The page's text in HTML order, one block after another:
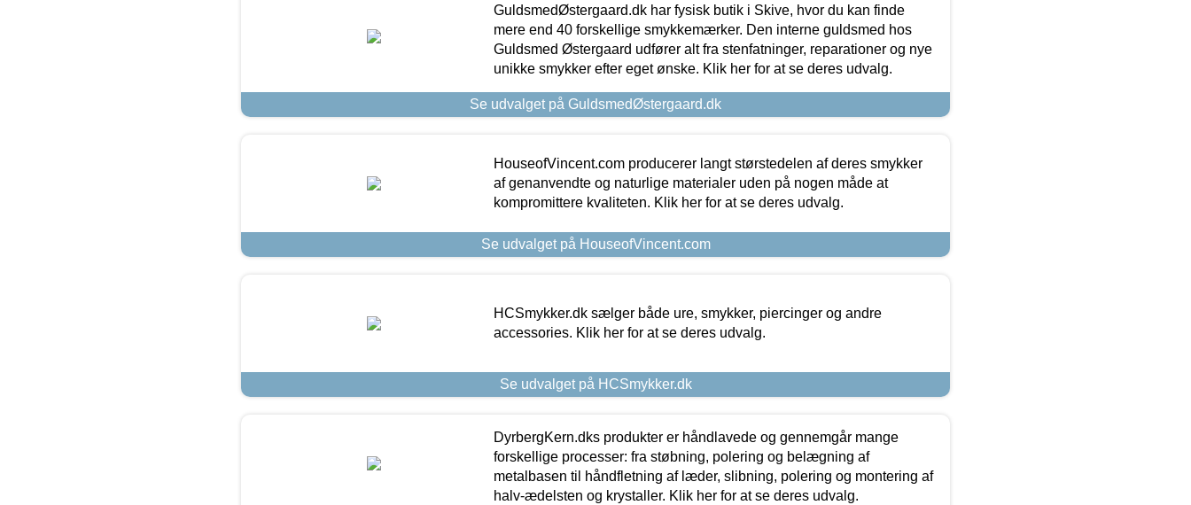
GuldsmedØstergaard.dk har fysisk butik i Skive, hvor du kan finde
mere end 40 forskellige smykkemærker. Den interne guldsmed hos
Guldsmed Østergaard udfører alt fra stenfatninger, reparationer og nye
unikke smykker efter eget ønske. Klik her for at se deres udvalg.
Se udvalget på GuldsmedØstergaard.dk
HouseofVincent.com producerer langt størstedelen af deres smykker
af genanvendte og naturlige materialer uden på nogen måde at
kompromittere kvaliteten. Klik her for at se deres udvalg.
Se udvalget på HouseofVincent.com
HCSmykker.dk sælger både ure, smykker, piercinger og andre
accessories. Klik her for at se deres udvalg.
Se udvalget på HCSmykker.dk
DyrbergKern.dks produkter er håndlavede og gennemgår mange
forskellige processer: fra støbning, polering og belægning af
metalbasen til håndfletning af læder, slibning, polering og montering af
halv-ædelsten og krystaller. Klik her for at se deres udvalg.